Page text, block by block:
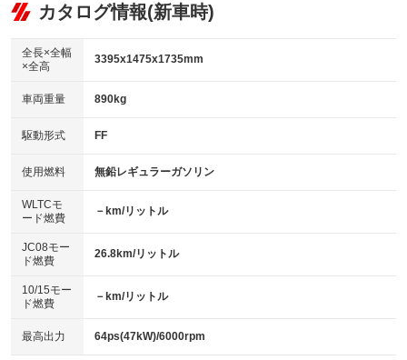
リフトアップ
：装備なし
：装備なし
パワーウィンドウ
アイドリングストップ
：装備あり
USB入力端子
：装備あり
100V電源
：装備なし
センターデフロック
：装備なし
電動格納ミラー
：装備あり
ビジュアル
：装備なし
アルミホイール：14インチ
：装備あり
HID(キセノンライト)
バックカメラ
エアロ
：装備なし
ローダウン
：装備なし
ベンチシート
：装備あり
チップアップシート
：装備なし
カタログ情報(新車時)
全長×全幅
×全高
3395x1475x1735mm
車両重量 890kg
駆動形式 FF
使用燃料 無鉛レギュラーガソリン
WLTCモ
ード燃費
－km/リットル
JC08モー
ド燃費
26.8km/リットル
10/15モー
ド燃費
－km/リットル
最高出力 64ps(47kW)/6000rpm